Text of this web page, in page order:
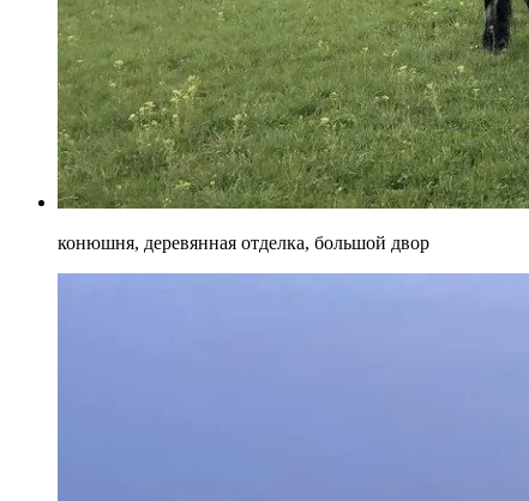
конюшня, деревянная отделка, большой двор